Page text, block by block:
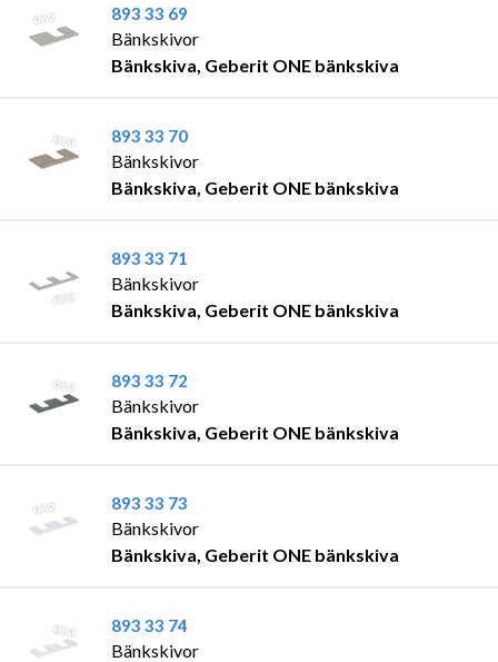
893 33 69
Bänkskivor
Bänkskiva, Geberit ONE bänkskiva
893 33 70
Bänkskivor
Bänkskiva, Geberit ONE bänkskiva
893 33 71
Bänkskivor
Bänkskiva, Geberit ONE bänkskiva
893 33 72
Bänkskivor
Bänkskiva, Geberit ONE bänkskiva
893 33 73
Bänkskivor
Bänkskiva, Geberit ONE bänkskiva
893 33 74
Bänkskivor